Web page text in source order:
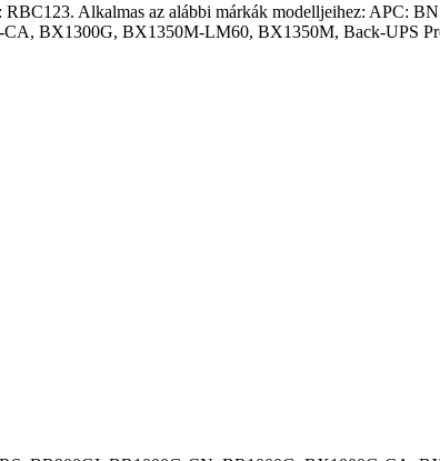
RBC123. Alkalmas az alábbi márkák modelljeihez:
BX1300G, BX1350M-LM60, BX1350M, Back-UPS